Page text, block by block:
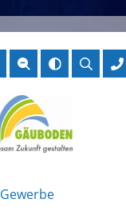
Suche
Gewerbe